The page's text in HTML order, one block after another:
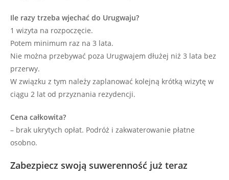
Ile razy trzeba wjechać do Urugwaju?
1 wizyta na rozpoczęcie.
Potem minimum raz na 3 lata.
Nie można przebywać poza Urugwajem dłużej niż 3 lata bez
przerwy.
W związku z tym należy zaplanować kolejną krótką wizytę w
ciągu 2 lat od przyznania rezydencji.
Cena całkowita?
– brak ukrytych opłat. Podróż i zakwaterowanie płatne
osobno.
Zabezpiecz swoją suwerenność już teraz